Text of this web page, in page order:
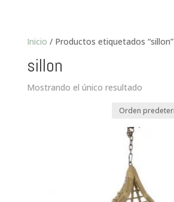
Inicio / Productos etiquetados “sillon”
sillon
Mostrando el único resultado